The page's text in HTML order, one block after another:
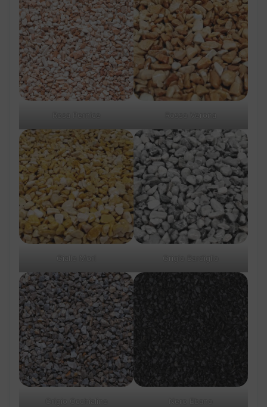
Rosa Pernice Rosso Verona
Giallo Mori Grigio Bardiglio
Grigio Occhialino Nero Ebano